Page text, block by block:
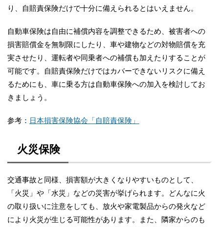
り、自賠責保険だけで十分に備えられるとはいえません。
自動車保険は自由に補償内容を調整できるため、被害者への
損害賠償金を無制限にしたり、車や建物などの対物賠償を充
実させたり、運転者や同乗者への補償も加えたりすることが
可能です。自賠責保険だけではカバーできないリスクに備え
るためにも、車に乗る方は自動車保険への加入を検討してお
きましょう。
参考： 日本損害保険協会「自賠責保険」
火災保険
交通事故と同様、損害額が大きくなりやすいものとして、
「火災」や「水災」などの災害が挙げられます。どんなに火
の取り扱いに注意をしても、放火や家電製品からの発火など
により火災が生じる可能性があります。また、隣家からのも